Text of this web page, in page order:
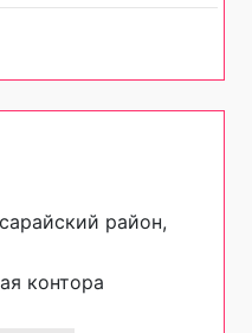
район,
контора